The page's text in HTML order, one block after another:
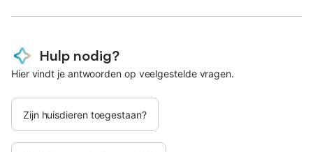
Hulp nodig?
Hier vindt je antwoorden op veelgestelde vragen.
Zijn huisdieren toegestaan?